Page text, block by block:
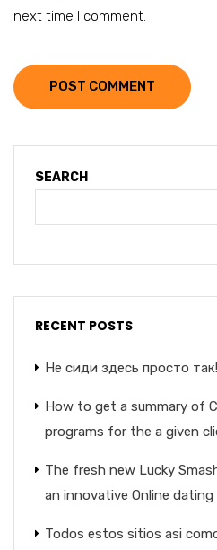
next time I comment.
POST COMMENT
SEARCH
RECENT POSTS
Не сиди здесь просто
How to get a summary of
programs for the a given
The fresh new Lucky
an innovative Online dating
Todos estos sitios asi­